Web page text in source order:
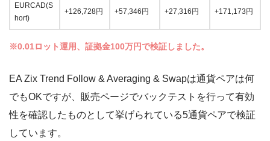
EURCAD(S
hort)
+126,728円 +57,346円 +27,316円 +171,173円
※0.01ロット運用、証拠金100万円で検証しました。
EA Zix Trend Follow & Averaging & Swapは通貨ペアは何
でもOKですが、販売ページでバックテストを行って有効
性を確認したものとして挙げられている5通貨ペアで検証
しています。